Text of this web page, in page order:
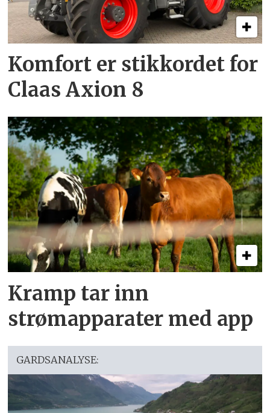
Komfort er stikkordet for
Claas Axion 8
Kramp tar inn
strømapparater med app
GARDSANALYSE: